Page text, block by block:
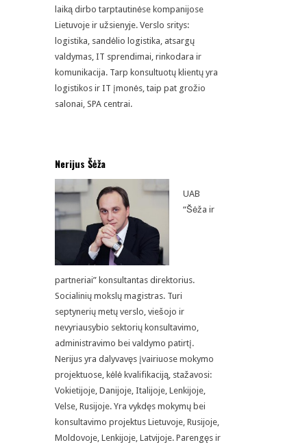
laiką dirbo tarptautinėse kompanijose
Lietuvoje ir užsienyje. Verslo sritys:
logistika, sandėlio logistika, atsargų
valdymas, IT sprendimai, rinkodara ir
komunikacija. Tarp konsultuotų klientų yra
logistikos ir IT įmonės, taip pat grožio
salonai, SPA centrai.
Nerijus Šėža
UAB
“Šėža ir
partneriai” konsultantas direktorius.
Socialinių mokslų magistras. Turi
septynerių metų verslo, viešojo ir
nevyriausybio sektorių konsultavimo,
administravimo bei valdymo patirtį.
Nerijus yra dalyvavęs įvairiuose mokymo
projektuose, kėlė kvalifikaciją, stažavosi:
Vokietijoje, Danijoje, Italijoje, Lenkijoje,
Velse, Rusijoje. Yra vykdęs mokymų bei
konsultavimo projektus Lietuvoje, Rusijoje,
Moldovoje, Lenkijoje, Latvijoje. Parengęs ir